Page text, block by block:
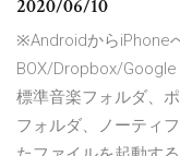
2020/06/10
※AndroidからiPhone
BOX/Dropbox/
標準音楽フォルダ、
フォルダ、ノーティ